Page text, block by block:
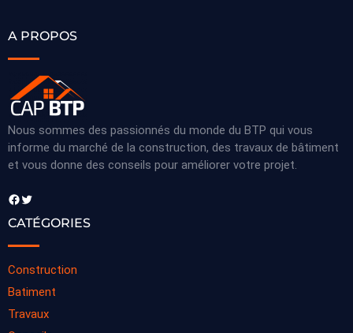
A PROPOS
Nous sommes des passionnés du monde du BTP qui vous
informe du marché de la construction, des travaux de bâtiment
et vous donne des conseils pour améliorer votre projet.
Facebook Twitter
CATÉGORIES
Construction
Batiment
Travaux